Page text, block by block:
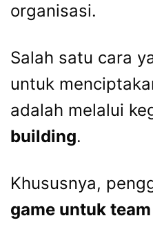
organisasi.
Salah satu cara
untuk
adalah melalui
building.
Khususnya,
game untuk